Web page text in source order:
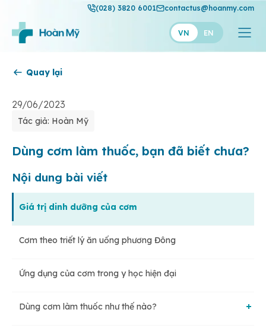
(028) 3820 6001 contactus@hoanmy.com
VN EN
Thuận Mỹ
Quay lại
29/06/2023
Tác giả: Hoàn Mỹ
Dùng cơm làm thuốc, bạn đã biết chưa?
Nội dung bài viết
Giá trị dinh dưỡng của cơm
Cơm theo triết lý ăn uống phương Đông
Ứng dụng của cơm trong y học hiện đại
Dùng cơm làm thuốc như thế nào?